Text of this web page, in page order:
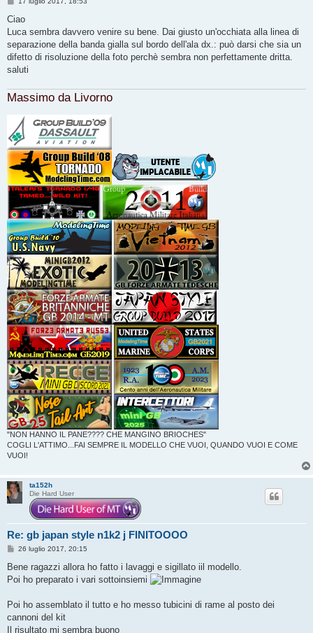
s
a
g
g
i
o
Ciao
Luca sembra davvero venire su bene. Dai giusto un'occhiata alla linea di
separazione della banda gialla sul bordo dell'ala dx.: può darsi che sia un
difetto di risoluzione della foto perchè sembra non perfettamente dritta.
saluti
Massimo da Livorno
"NON HANNO IL PANE???? CHE MANGINO BRIOCHES"
COGLI L'ATTIMO...FAI SEMPRE IL MODELLO CHE VUOI, QUANDO VUOI E COME
VUOI!
ta152h
Die Hard User
Re: gb japan style n1k2 j FINITOOOO
M
s
a
i
o
26 luglio 2017, 20:15
Bene ragazzi allora ho fatto i lavaggi e sigillato iil modello.
Poi ho preparato i vari sottoinsiemi
Poi ho assemblato il tutto e ho messo tubicini di rame al posto dei
cannoni del kit
Il risultato mi sembra buono